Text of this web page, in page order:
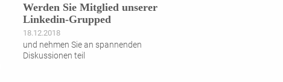
Werden Sie Mitglied unserer
Linkedin-Grupped
18.12.2018
und nehmen Sie an spannenden
Diskussionen teil